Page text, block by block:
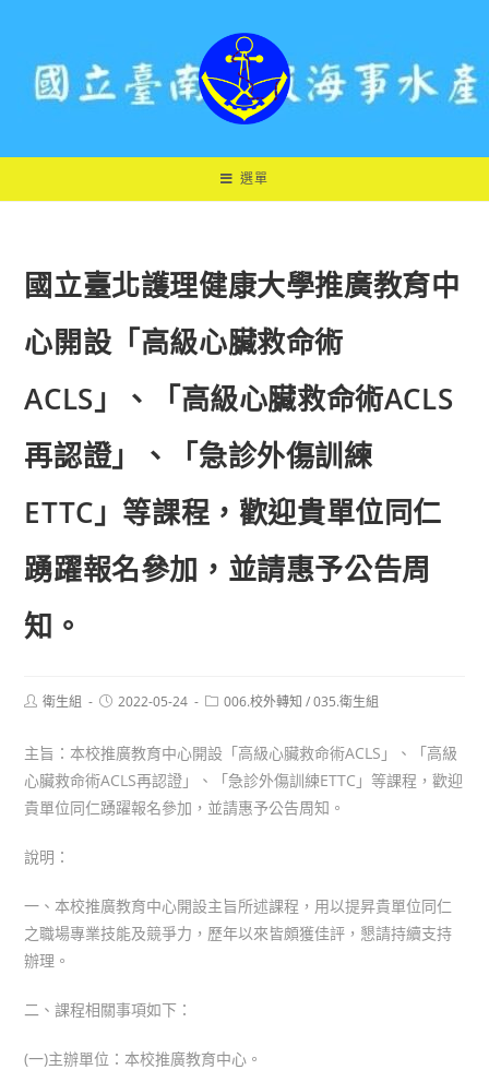
選單
國立臺北護理健康大學推廣教育中
心開設「高級心臟救命術
ACLS」、「高級心臟救命術ACLS
再認證」、「急診外傷訓練
ETTC」等課程，歡迎貴單位同仁
踴躍報名參加，並請惠予公告周
知。
Post衛生組
Post2022-05-24
Post006.校外轉知 / 035.衛生組
主旨：本校推廣教育中心開設「高級心臟救命術ACLS」、「高級
心臟救命術ACLS再認證」、「急診外傷訓練ETTC」等課程，歡迎
貴單位同仁踴躍報名參加，並請惠予公告周知。
說明：
一、本校推廣教育中心開設主旨所述課程，用以提昇貴單位同仁
之職場專業技能及競爭力，歷年以來皆頗獲佳評，懇請持續支持
辦理。
二、課程相關事項如下：
(一)主辦單位：本校推廣教育中心。